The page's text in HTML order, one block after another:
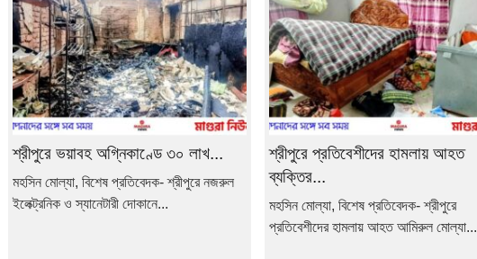
শ্রীপুরে ভয়াবহ অগ্নিকাণ্ডে ৩০ লাখ...
মহসিন মোল্যা, বিশেষ প্রতিবেদক- শ্রীপুরে নজরুল
ইলেক্ট্রনিক ও স্যানেটারী দোকানে...
শ্রীপুরে প্রতিবেশীদের হামলায় আহত
ব্যক্তির...
মহসিন মোল্যা, বিশেষ প্রতিবেদক- শ্রীপুরে
প্রতিবেশীদের হামলায় আহত আমিরুল মোল্যা...